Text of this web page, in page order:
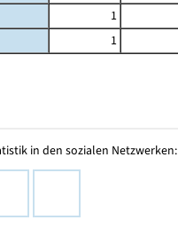
1
1
in den sozialen Netzwerken: